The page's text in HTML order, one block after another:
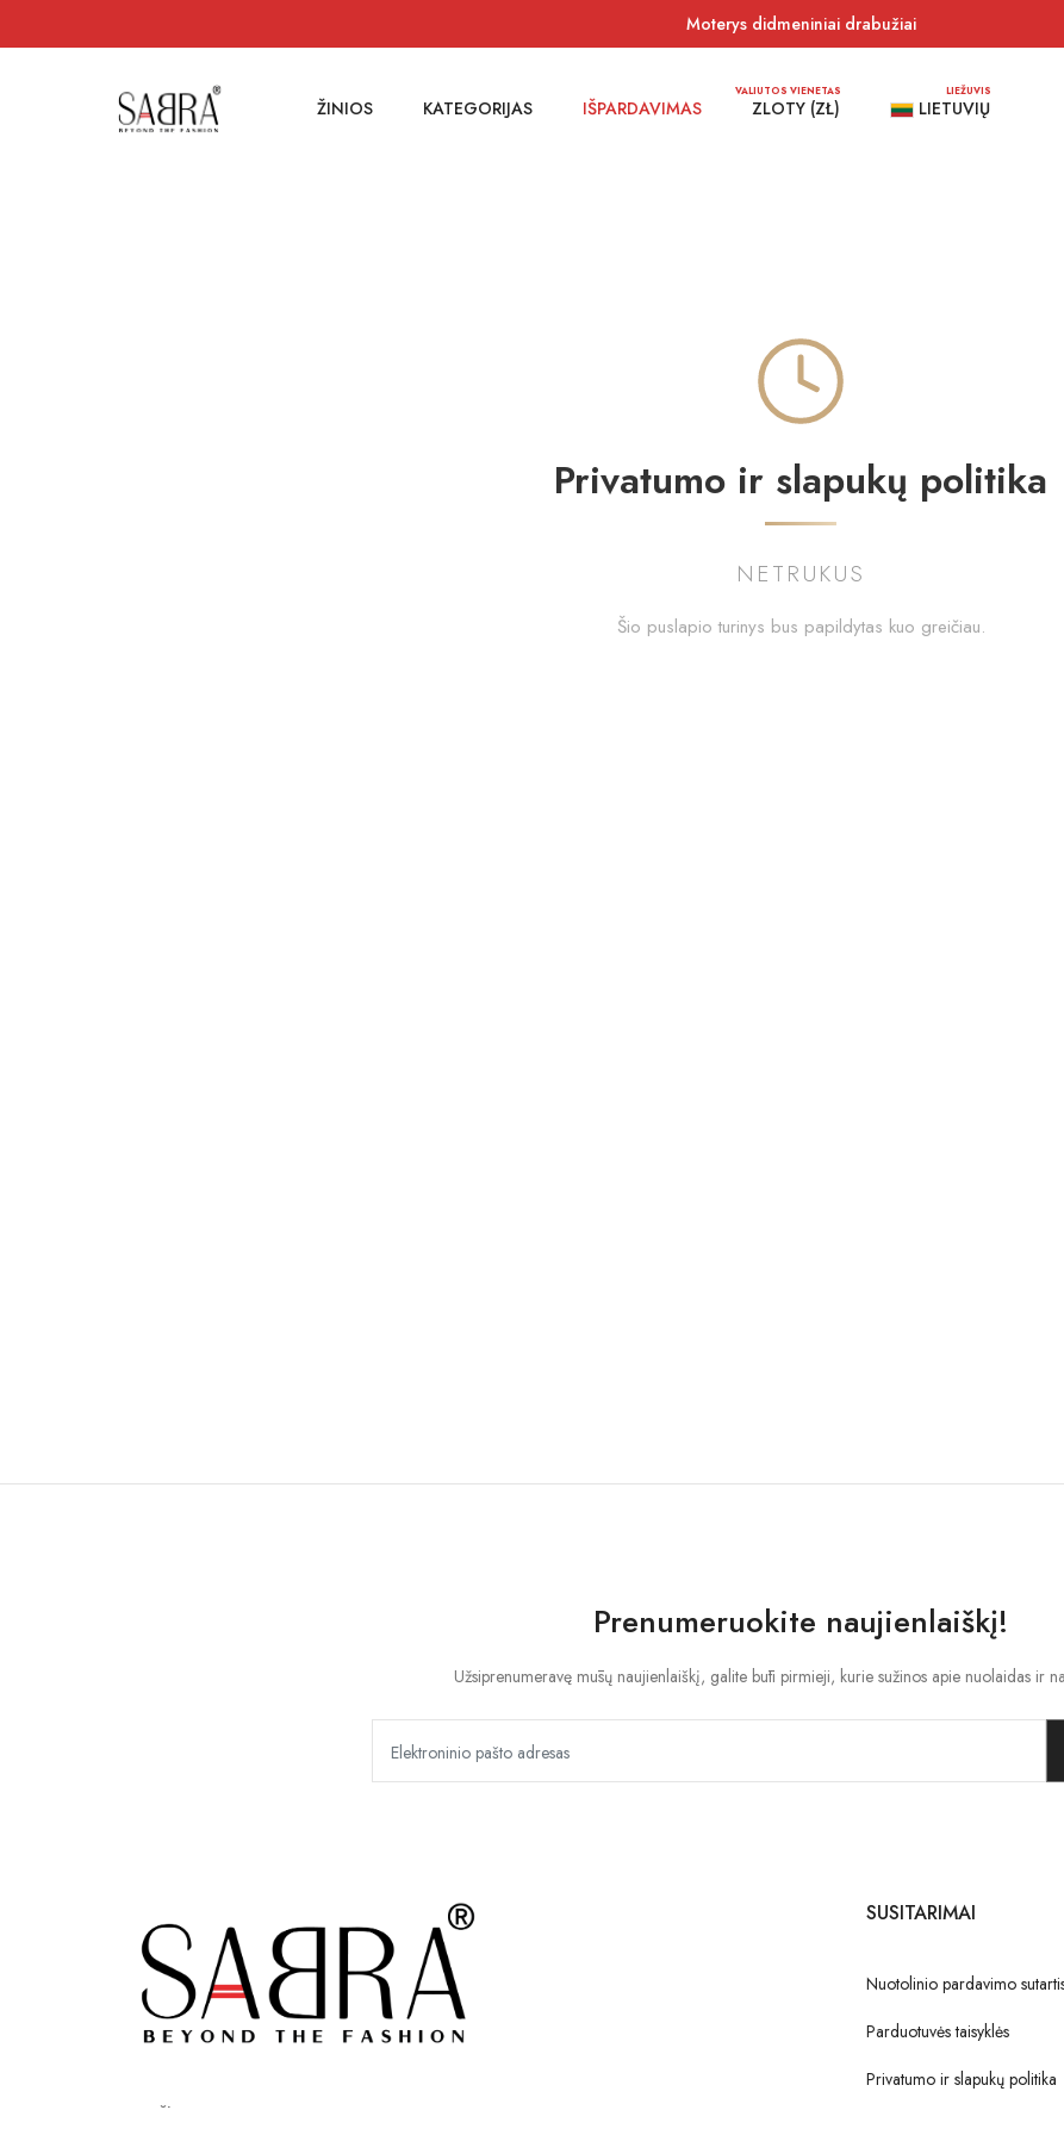
Moterys didmeniniai drabužiai
ŽINIOS KATEGORIJAS IŠPARDAVIMAS
VALIUTOS VIENETAS
ZLOTY (ZŁ)
LIEŽUVIS
LIETUVIŲ
Privatumo ir slapukų politika
NETRUKUS
Šio puslapio turinys bus papildytas kuo greičiau.
Prenumeruokite naujienlaiškį!
Užsiprenumeravę mūsų naujienlaiškį, galite būti pirmieji, kurie sužinos apie nuolaidas ir
paštas
SUSITARIMAI
Nuotolinio pardavimo
Parduotuvės taisyklės
Privatumo ir slapukų politika